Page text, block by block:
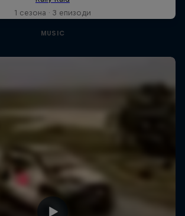
1 сезона · 3 епизоди
MUSIC